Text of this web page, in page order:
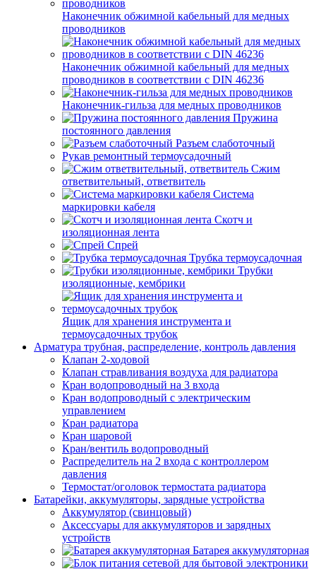
Наконечник обжимной кабельный для медных
проводников
Наконечник обжимной кабельный для медных
проводников в соответствии с DIN 46236
Наконечник-гильза для медных проводников
Пружина
постоянного давления
Разъем слаботочный
Рукав ремонтный термоусадочный
Сжим
ответвительный, ответвитель
Система
маркировки кабеля
Скотч и
изоляционная лента
Спрей
Трубка термоусадочная
Трубки
изоляционные, кембрики
Ящик для хранения инструмента и
термоусадочных трубок
Арматура трубная, распределение, контроль давления
Клапан 2-ходовой
Клапан стравливания воздуха для радиатора
Кран водопроводный на 3 входа
Кран водопроводный с электрическим
управлением
Кран радиатора
Кран шаровой
Кран/вентиль водопроводный
Распределитель на 2 входа с контроллером
давления
Термостат/оголовок термостата радиатора
Батарейки, аккумуляторы, зарядные устройства
Аккумулятор (свинцовый)
Аксессуары для аккумуляторов и зарядных
устройств
Батарея аккумуляторная